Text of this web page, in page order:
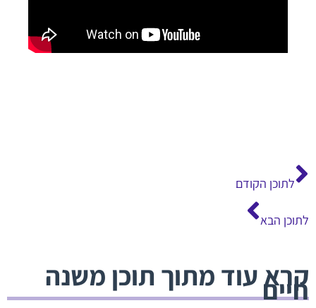
לתוכן הקודם
לתוכן הבא
קרא עוד מתוך תוכן משנה
חיים